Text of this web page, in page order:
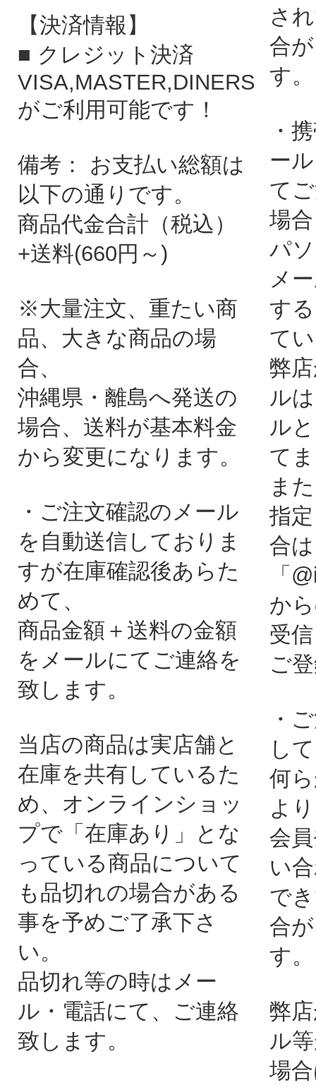
【決済情報】
■ クレジット決済
VISA,MASTER,DINERS
がご利用可能です！
備考： お支払い総額は
以下の通りです。
商品代金合計（税込）
+送料(660円～)
※大量注文、重たい商
品、大きな商品の場
合、
沖縄県・離島へ発送の
場合、送料が基本料金
から変更になります。
・ご注文確認のメール
を自動送信しておりま
すが在庫確認後あらた
めて、
商品金額＋送料の金額
をメールにてご連絡を
致します。
当店の商品は実店舗と
在庫を共有しているた
め、オンラインショッ
プで「在庫あり」とな
っている商品について
も品切れの場合がある
事を予めご了承下さ
い。
品切れ等の時はメー
ル・電話にて、ご連絡
致します。
さ
合
す。
・
ー
て
場合
パ
メ
す
て
弊
ル
ル
て
ま
指
合
「
か
受
ご
・
し
何
よ
会
い
で
合
す。
弊
ル
場